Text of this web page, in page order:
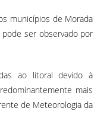
municípios de Morada
pode ser observado por
ao litoral devido à
mais
de Meteorologia da